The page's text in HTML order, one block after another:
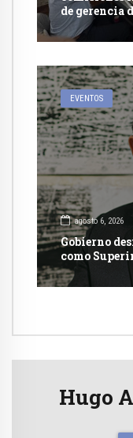
de gerencia
carretera en
EVENTOS
agosto 6, 2026
Gobierno
como
Hugo